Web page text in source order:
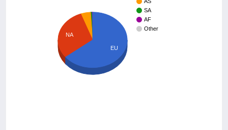
SA
AF
Other
NA
EU